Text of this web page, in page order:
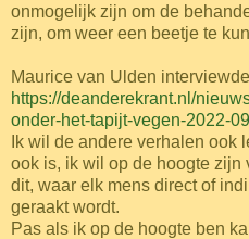
onmogelijk zijn om de
zijn, om weer een beetje te
Maurice van Ulden
https://deanderekrant.nl/
onder-het-tapijt-vegen-2022-
Ik wil de andere verhalen ook
ook is, ik wil op de hoogte zijn
dit, waar elk mens direct of
geraakt wordt.
Pas als ik op de hoogte ben